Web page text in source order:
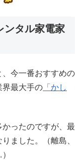
ンタル家電家
、今一番おすすめの
界最大手の 「かし
ったのですが、最
ました。（離島、